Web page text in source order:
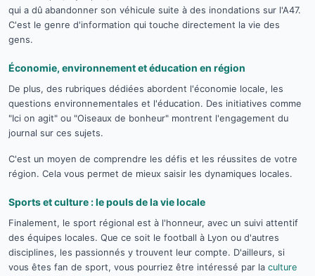
qui a dû abandonner son véhicule suite à des inondations sur l'A47.
C'est le genre d'information qui touche directement la vie des
gens.
Économie, environnement et éducation en région
De plus, des rubriques dédiées abordent l'économie locale, les
questions environnementales et l'éducation. Des initiatives comme
"Ici on agit" ou "Oiseaux de bonheur" montrent l'engagement du
journal sur ces sujets.
C'est un moyen de comprendre les défis et les réussites de votre
région. Cela vous permet de mieux saisir les dynamiques locales.
Sports et culture : le pouls de la vie locale
Finalement, le sport régional est à l'honneur, avec un suivi attentif
des équipes locales. Que ce soit le football à Lyon ou d'autres
disciplines, les passionnés y trouvent leur compte. D'ailleurs, si
vous êtes fan de sport, vous pourriez être intéressé par la culture